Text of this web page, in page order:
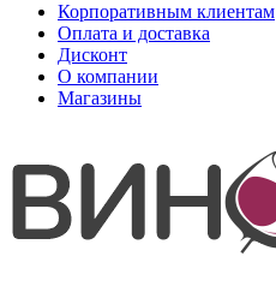
Корпоративным клиентам
Оплата и доставка
Дисконт
О компании
Магазины